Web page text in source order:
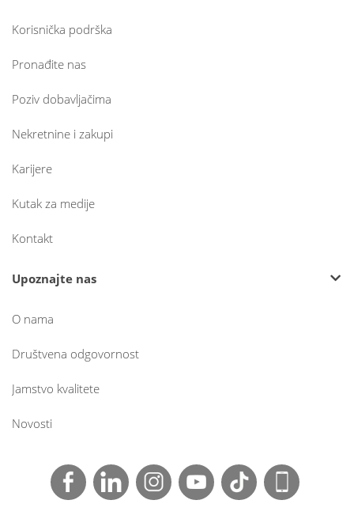
Korisnička podrška
Pronađite nas
Poziv dobavljačima
Nekretnine i zakupi
Karijere
Kutak za medije
Kontakt
Upoznajte nas
O nama
Društvena odgovornost
Jamstvo kvalitete
Novosti